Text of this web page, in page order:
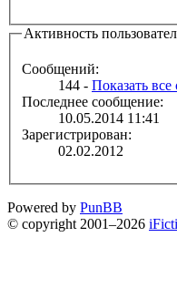
Активность
Сообщений:
144 - Показать
Последнее сообщение:
10.05.2014 11:41
Зарегистрирован:
02.02.2012
Powered by PunBB
© copyright 2001–2026